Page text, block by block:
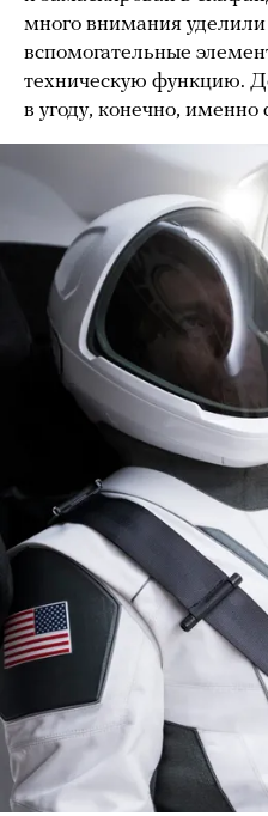
много внимания
вспомогательные
техническую функцию.
в угоду, конечно, именно